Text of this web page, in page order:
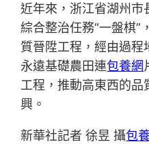
近年來，浙江省湖州市
綜合整治任務“一盤棋”
質晉陞工程，經由過程
永遠基礎農田連包養網
工程，推動高東西的品
興。
新華社記者 徐昱 攝包